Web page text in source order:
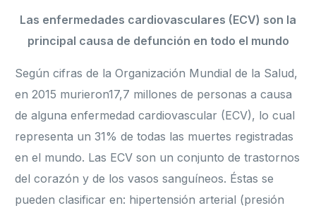
Las enfermedades cardiovasculares (ECV) son la
principal causa de defunción en todo el mundo
Según cifras de la Organización Mundial de la Salud,
en 2015 murieron17,7 millones de personas a causa
de alguna enfermedad cardiovascular (ECV), lo cual
representa un 31% de todas las muertes registradas
en el mundo. Las ECV son un conjunto de trastornos
del corazón y de los vasos sanguíneos. Éstas se
pueden clasificar en: hipertensión arterial (presión